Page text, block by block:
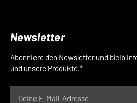
Newsletter
Abonniere den Newsletter und bleib
und unsere Produkte.*